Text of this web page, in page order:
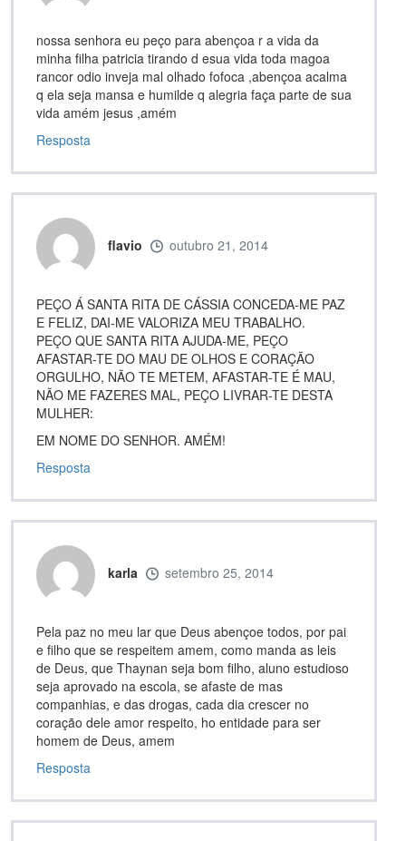
nossa senhora eu peço para abençoa r a vida da
minha filha patricia tirando d esua vida toda magoa
rancor odio inveja mal olhado fofoca ,abençoa acalma
q ela seja mansa e humilde q alegria faça parte de sua
vida amém jesus ,amém
Resposta
flavio outubro 21, 2014
PEÇO Á SANTA RITA DE CÁSSIA CONCEDA-ME PAZ
E FELIZ, DAI-ME VALORIZA MEU TRABALHO.
PEÇO QUE SANTA RITA AJUDA-ME, PEÇO
AFASTAR-TE DO MAU DE OLHOS E CORAÇÃO
ORGULHO, NÃO TE METEM, AFASTAR-TE É MAU,
NÃO ME FAZERES MAL, PEÇO LIVRAR-TE DESTA
MULHER:
EM NOME DO SENHOR. AMÉM!
Resposta
karla setembro 25, 2014
Pela paz no meu lar que Deus abençoe todos, por pai
e filho que se respeitem amem, como manda as leis
de Deus, que Thaynan seja bom filho, aluno estudioso
seja aprovado na escola, se afaste de mas
companhias, e das drogas, cada dia crescer no
coração dele amor respeito, ho entidade para ser
homem de Deus, amem
Resposta